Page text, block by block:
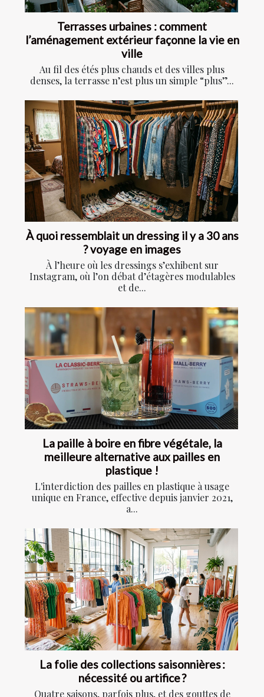
Terrasses urbaines : comment
l’aménagement extérieur façonne la vie en
ville
Au fil des étés plus chauds et des villes plus
denses, la terrasse n’est plus un simple “plus”...
À quoi ressemblait un dressing il y a 30 ans
? voyage en images
À l’heure où les dressings s’exhibent sur
Instagram, où l’on débat d’étagères modulables
et de...
La paille à boire en fibre végétale, la
meilleure alternative aux pailles en
plastique !
L'interdiction des pailles en plastique à usage
unique en France, effective depuis janvier 2021,
a...
La folie des collections saisonnières :
nécessité ou artifice ?
Quatre saisons, parfois plus, et des gouttes de